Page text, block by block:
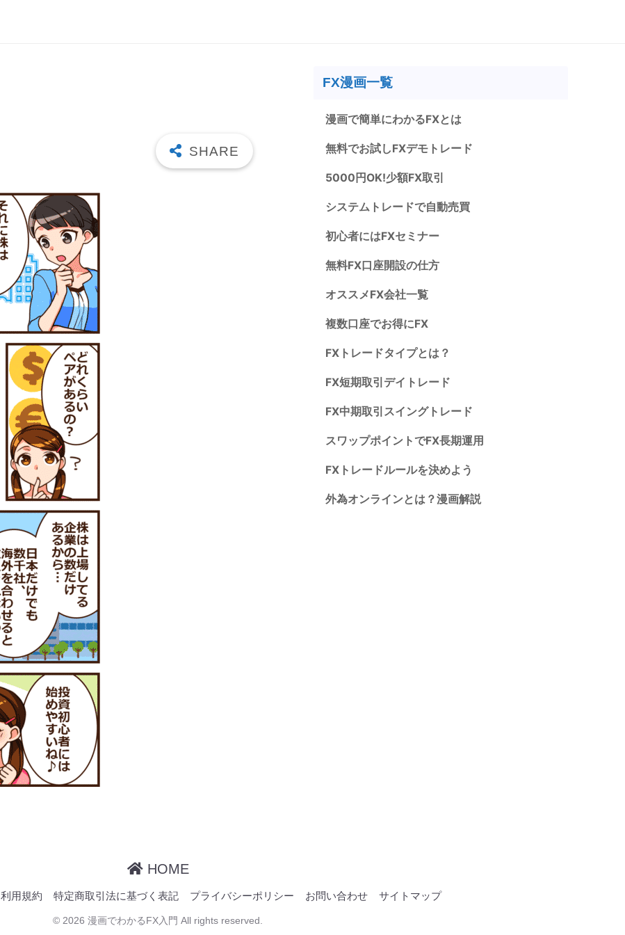
FX漫画一覧
漫画で簡単にわかるFXとは
無料でお試しFXデモトレード
5000円OK!少額FX取引
システムトレードで自動売買
初心者にはFXセミナー
無料FX口座開設の仕方
オススメFX会社一覧
複数口座でお得にFX
FXトレードタイプとは？
FX短期取引デイトレード
FX中期取引スイングトレード
スワップポイントでFX長期運用
FXトレードルールを決めよう
外為オンラインとは？漫画解説
HOME
利用規約 特定商取引法に基づく表記 プライバシーポリシー お問い合わせ サイトマップ
© 2026 漫画でわかるFX入門 All rights reserved.